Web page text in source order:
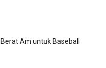
Am untuk Baseball